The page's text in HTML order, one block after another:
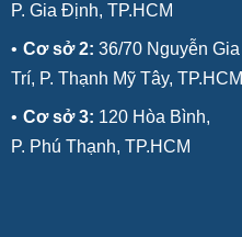
P. Gia Định, TP.HCM
• Cơ sở 2: 36/70 Nguyễn Gia
Trí, P. Thạnh Mỹ Tây, TP.HCM
• Cơ sở 3: 120 Hòa Bình,
P. Phú Thạnh, TP.HCM